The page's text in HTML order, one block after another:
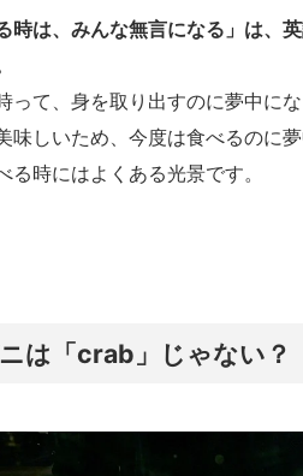
る時は、みんな無言になる」は
って、身を取り出すのに夢中に
味しいため、今度は食べるのに
る時にはよくある光景です。
は「crab」じゃない？